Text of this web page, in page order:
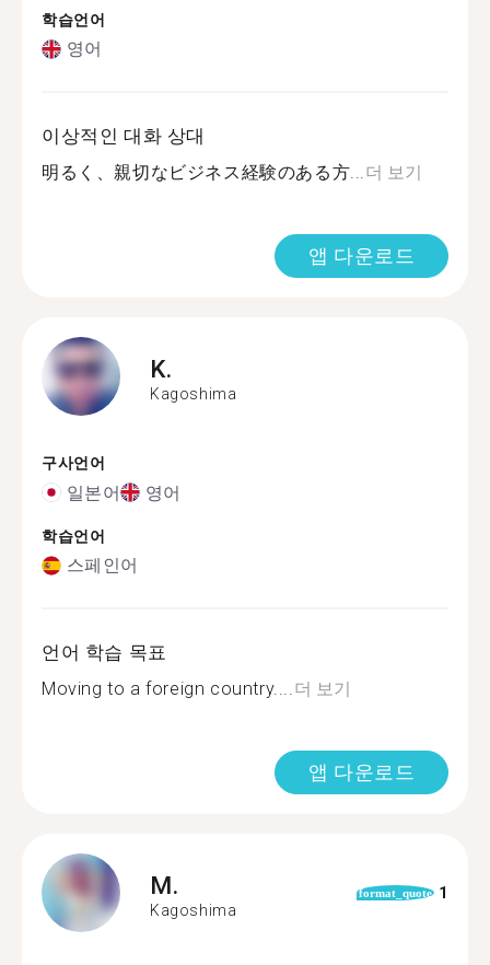
학습언어
영어
이상적인 대화 상대
明るく、親切なビジネス経験のある方...더 보기
앱 다운로드
K.
Kagoshima
구사언어
일본어 영어
학습언어
스페인어
언어 학습 목표
Moving to a foreign country....더 보기
앱 다운로드
M.
Kagoshima
format_quote 1